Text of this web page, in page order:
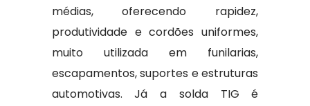
médias, oferecendo rapidez,
produtividade e cordões uniformes,
muito utilizada em funilarias,
escapamentos, suportes e estruturas
automotivas. Já a solda TIG é